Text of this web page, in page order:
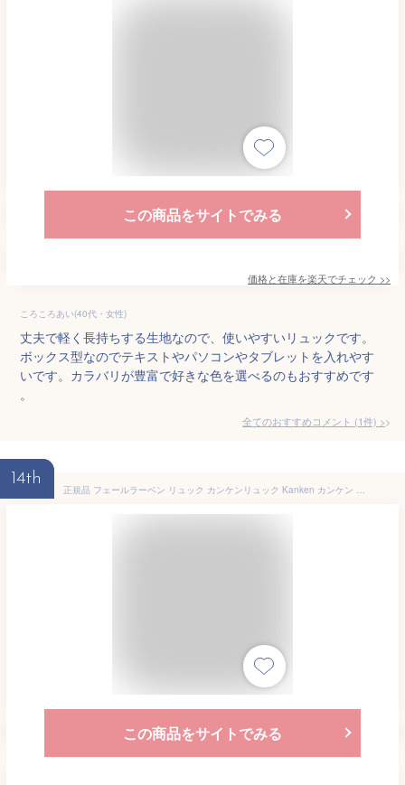
この商品をサイトでみる
価格と在庫を楽天でチェック >>
ころころあい(40代・女性)
丈夫で軽く長持ちする生地なので、使いやすいリュックです。
ボックス型なのでテキストやパソコンやタブレットを入れやす
いです。カラバリが豊富で好きな色を選べるのもおすすめです
。
全てのおすすめコメント (1件) >
14th
正規品 フェールラーベン リュック カンケンリュック Kanken カンケン FJALLRAVEN A4 16L リュックサック バックパック バッグ 通勤 通学 レディース 女性 女の子 マザーズリュック 大学生 おしゃれ 軽い 23510
この商品をサイトでみる